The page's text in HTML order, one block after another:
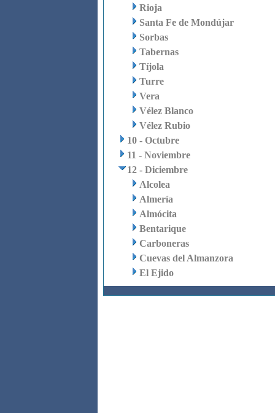
Rioja
Santa Fe de Mondújar
Sorbas
Tabernas
Tíjola
Turre
Vera
Vélez Blanco
Vélez Rubio
10 - Octubre
11 - Noviembre
12 - Diciembre
Alcolea
Almería
Almócita
Bentarique
Carboneras
Cuevas del Almanzora
El Ejido